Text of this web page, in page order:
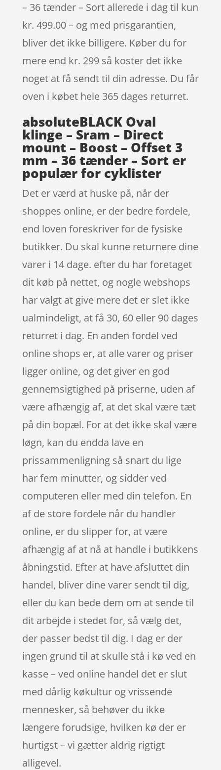
– 36 tænder – Sort allerede i dag til kun
kr. 499.00 – og med prisgarantien,
bliver det ikke billigere. Køber du for
mere end kr. 299 så koster det ikke
noget at få sendt til din adresse. Du får
oven i købet hele 365 dages returret.
absoluteBLACK Oval
klinge – Sram – Direct
mount – Boost – Offset 3
mm – 36 tænder – Sort er
populær for cyklister
Det er værd at huske på, når der
shoppes online, er der bedre fordele,
end loven foreskriver for de fysiske
butikker. Du skal kunne returnere dine
varer i 14 dage. efter du har foretaget
dit køb på nettet, og nogle webshops
har valgt at give mere det er slet ikke
ualmindeligt, at få 30, 60 eller 90 dages
returret i dag. En anden fordel ved
online shops er, at alle varer og priser
ligger online, og det giver en god
gennemsigtighed på priserne, uden af
være afhængig af, at det skal være tæt
på din bopæl. For at det ikke skal være
løgn, kan du endda lave en
prissammenligning så snart du lige
har fem minutter, og sidder ved
computeren eller med din telefon. En
af de store fordele når du handler
online, er du slipper for, at være
afhængig af at nå at handle i butikkens
åbningstid. Efter at have afsluttet din
handel, bliver dine varer sendt til dig,
eller du kan bede dem om at sende til
dit arbejde i stedet for, så vælg det,
der passer bedst til dig. I dag er der
ingen grund til at skulle stå i kø ved en
kasse – ved online handel det er slut
med dårlig køkultur og vrissende
mennesker, så behøver du ikke
længere forudsige, hvilken kø der er
hurtigst – vi gætter aldrig rigtigt
alligevel.